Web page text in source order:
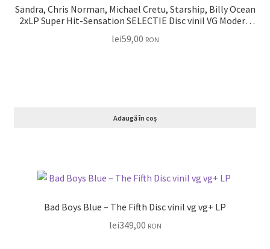
Sandra, Chris Norman, Michael Cretu, Starship, Billy Ocean
2xLP Super Hit-Sensation SELECTIE Disc vinil VG Modern
lei59,00 RON
Adaugă în coș
Bad Boys Blue ‎– The Fifth Disc vinil vg vg+ LP
lei349,00 RON